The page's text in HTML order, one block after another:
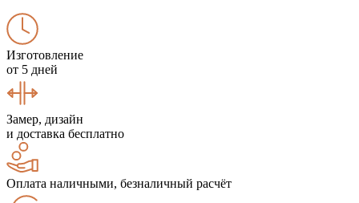
Изготовление
от 5 дней
Замер, дизайн
и доставка бесплатно
Оплата наличными, безналичный расчёт